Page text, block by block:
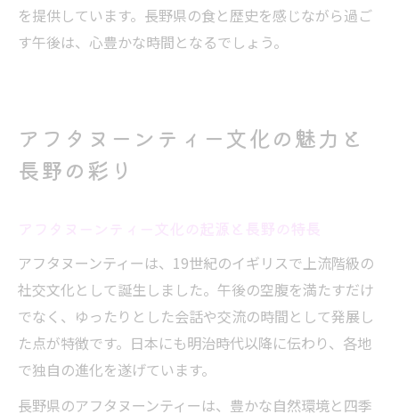
を提供しています。長野県の食と歴史を感じながら過ご
す午後は、心豊かな時間となるでしょう。
アフタヌーンティー文化の魅力と
長野の彩り
アフタヌーンティーは、19世紀のイギリスで上流階級の
社交文化として誕生しました。午後の空腹を満たすだけ
でなく、ゆったりとした会話や交流の時間として発展し
た点が特徴です。日本にも明治時代以降に伝わり、各地
で独自の進化を遂げています。
長野県のアフタヌーンティーは、豊かな自然環境と四季